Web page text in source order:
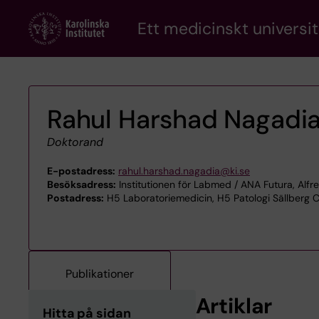
content
Ett medicinskt
Rahul Harshad Nagadia
Doktorand
E-postadress: rahul.harshad.nagadia@ki.se
Besöksadress: Institutionen för Labmed / ANA Futura,
Postadress: H5 Laboratoriemedicin, H5 Patologi Sällberg
Publikationer
Hitta på sidan Artiklar